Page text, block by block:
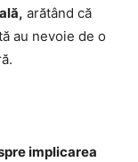
arătând că
au nevoie de o
implicarea